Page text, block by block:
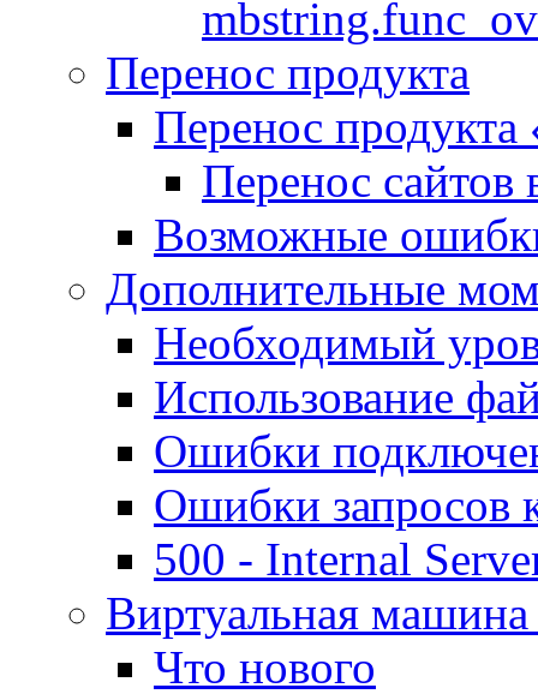
Перенос продукта
Перенос продукта
Перенос сайтов
Возможные
Дополнительные
Необходимый
Использование
Ошибки
Ошибки запросов
500 - Internal
Виртуальная
Что нового